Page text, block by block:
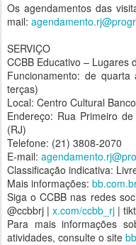
Os agendamentos das
mail:
SERVIÇO
CCBB Educativo – Lugares
Funcionamento: de
terças)
Local: Centro Cultural
Endereço: Rua Primeiro
(RJ)
Telefone: (21) 3808-2070
E-mail:
Classificação indicativa:
Mais informações:
Siga o CCBB nas redes
@ccbbrj | x.com/ccbb_rj |
Para mais informações
atividades, consulte o site